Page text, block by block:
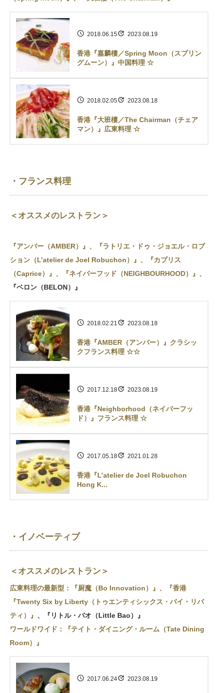
2018.06.15 2023.08.19
香港『嘉麟樓／Spring Moon（スプリン
グムーン）』中国料理 ☆
2018.02.05 2023.08.18
香港『大班樓／The Chairman（チェア
マン）』広東料理 ☆
・フランス料理
＜オススメのレストラン＞
『アンバー（AMBER）』 、
『ラトリエ・ドゥ・ジョエル・ロブ
ション（L’atelier de Joel Robuchon）』 、
『カプリス
（Caprice）』 、 『ネイバーフッド（NEIGHBOURHOOD）』 、
『ベロン（BELON）』
2018.02.21 2023.08.18
香港『AMBER（アンバー）』クラシッ
クフランス料理 ☆☆
2017.12.18 2023.08.19
香港『Neighborhood（ネイバーフッ
ド）』フランス料理 ☆
2017.05.18 2021.01.28
香港『L’atelier de Joel Robuchon
Hong K...
・イノベーティブ
＜オススメのレストラン＞
広東料理の最新型： 『厨魔（Bo Innovation）』 、
『香港
『Twenty Six by Liberty（トゥエンティシックス・バイ・リバ
ティ）』 、
『リトル・バオ（Little Bao）』
ワールドワイド：
『テイト・ダイニング・ルーム（Tate Dining
Room）』
2017.06.24 2023.08.19